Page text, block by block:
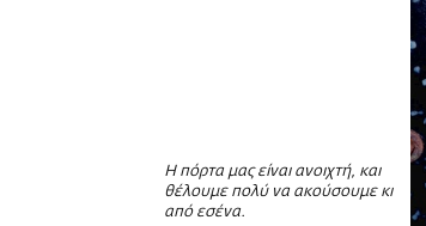
Η πόρτα μας είναι ανοιχτή, και
θέλουμε πολύ να ακούσουμε κι
από εσένα.